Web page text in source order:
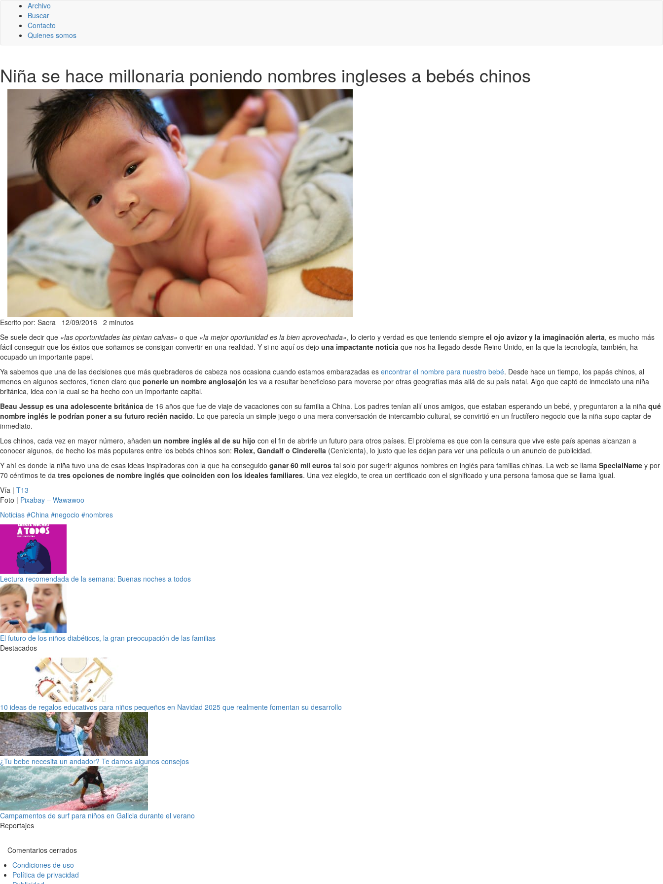
Archivo
Buscar
Contacto
Quienes somos
Niña se hace millonaria poniendo nombres ingleses a bebés chinos
Escrito por: Sacra 12/09/2016 2 minutos
Se suele decir que «las oportunidades las pintan calvas» o que «la mejor oportunidad es la bien aprovechada», lo cierto y verdad es que teniendo siempre el ojo avizor y la imaginación alerta, es mucho más
fácil conseguir que los éxitos que soñamos se consigan convertir en una realidad. Y si no aquí os dejo una impactante noticia que nos ha llegado desde Reino Unido, en la que la tecnología, también, ha
ocupado un importante papel.
Ya sabemos que una de las decisiones que más quebraderos de cabeza nos ocasiona cuando estamos embarazadas es encontrar el nombre para nuestro bebé. Desde hace un tiempo, los papás chinos, al
menos en algunos sectores, tienen claro que ponerle un nombre anglosajón les va a resultar beneficioso para moverse por otras geografías más allá de su país natal. Algo que captó de inmediato una niña
británica, idea con la cual se ha hecho con un importante capital.
Beau Jessup es una adolescente británica de 16 años que fue de viaje de vacaciones con su familia a China. Los padres tenían allí unos amigos, que estaban esperando un bebé, y preguntaron a la niña qué
nombre inglés le podrían poner a su futuro recién nacido. Lo que parecía un simple juego o una mera conversación de intercambio cultural, se convirtió en un fructífero negocio que la niña supo captar de
inmediato.
Los chinos, cada vez en mayor número, añaden un nombre inglés al de su hijo con el fin de abrirle un futuro para otros países. El problema es que con la censura que vive este país apenas alcanzan a
conocer algunos, de hecho los más populares entre los bebés chinos son: Rolex, Gandalf o Cinderella (Cenicienta), lo justo que les dejan para ver una película o un anuncio de publicidad.
Y ahí es donde la niña tuvo una de esas ideas inspiradoras con la que ha conseguido ganar 60 mil euros tal solo por sugerir algunos nombres en inglés para familias chinas. La web se llama SpecialName y por
70 céntimos te da tres opciones de nombre inglés que coinciden con los ideales familiares. Una vez elegido, te crea un certificado con el significado y una persona famosa que se llama igual.
Vía | T13
Foto | Pixabay – Wawawoo
Noticias #China #negocio #nombres
Lectura recomendada de la semana: Buenas noches a todos
El futuro de los niños diabéticos, la gran preocupación de las familias
Destacados
10 ideas de regalos educativos para niños pequeños en Navidad 2025 que realmente fomentan su desarrollo
¿Tu bebe necesita un andador? Te damos algunos consejos
Campamentos de surf para niños en Galicia durante el verano
Reportajes
Comentarios cerrados
Condiciones de uso
Política de privacidad